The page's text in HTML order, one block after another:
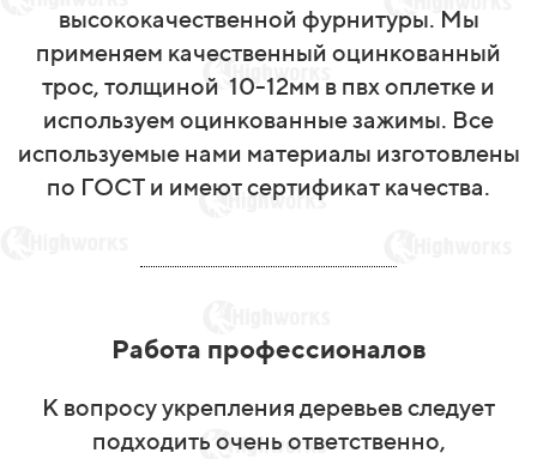
высококачественной фурнитуры. Мы
применяем качественный оцинкованный
трос, толщиной 10-12мм в пвх оплетке и
используем оцинкованные зажимы. Все
используемые нами материалы изготовлены
по ГОСТ и имеют сертификат качества.
Работа профессионалов
К вопросу укрепления деревьев следует
подходить очень ответственно,